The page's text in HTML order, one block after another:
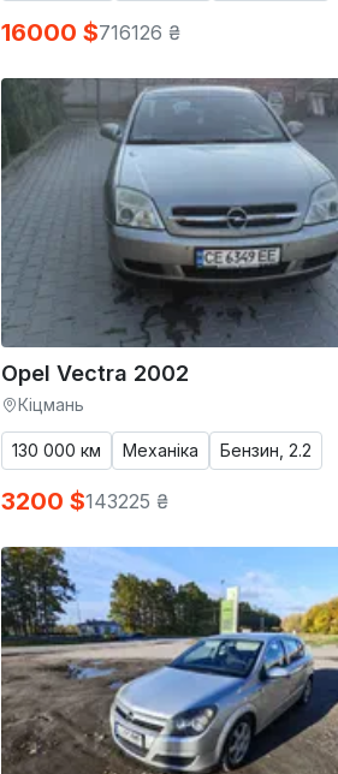
16000 $716126 ₴
Opel Vectra 2002
Кіцмань
130 000 км Механіка Бензин, 2.2
3200 $143225 ₴